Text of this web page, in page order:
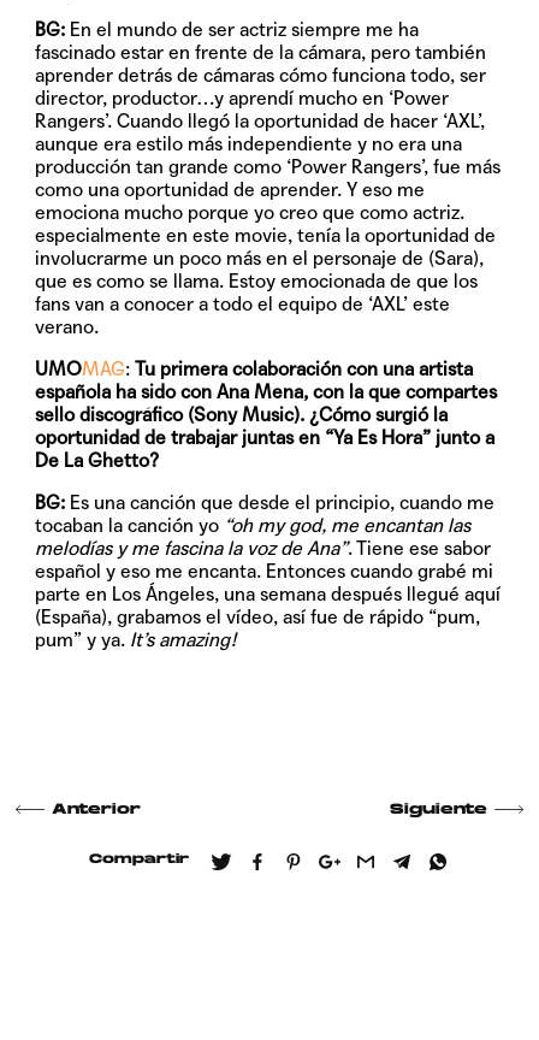
BG: En el mundo de ser actriz siempre me ha
fascinado estar en frente de la cámara, pero también
aprender detrás de cámaras cómo funciona todo, ser
director, productor…y aprendí mucho en ‘Power
Rangers’. Cuando llegó la oportunidad de hacer ‘AXL’,
aunque era estilo más independiente y no era una
producción tan grande como ‘Power Rangers’, fue más
como una oportunidad de aprender. Y eso me
emociona mucho porque yo creo que como actriz.
especialmente en este movie, tenía la oportunidad de
involucrarme un poco más en el personaje de (Sara),
que es como se llama. Estoy emocionada de que los
fans van a conocer a todo el equipo de ‘AXL’ este
verano.
UMOMAG:Tu primera colaboración con una artista
española ha sido con Ana Mena, con la que compartes
sello discográfico (Sony Music). ¿Cómo surgió la
oportunidad de trabajar juntas en “Ya Es Hora” junto a
De La Ghetto?
BG: Es una canción que desde el principio, cuando me
tocaban la canción yo “oh my god, me encantan las
melodías y me fascina la voz de Ana”. Tiene ese sabor
español y eso me encanta. Entonces cuando grabé mi
parte en Los Ángeles, una semana después llegué aquí
(España), grabamos el vídeo, así fue de rápido “pum,
pum” y ya. It’s amazing!
Anterior Siguiente
Compartir